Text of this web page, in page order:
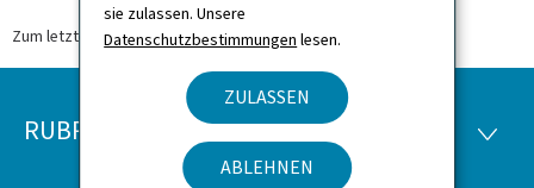
sie zulassen. Unsere
Datenschutzbestimmungen lesen.
ZULASSEN
ABLEHNEN
Zum letzten Mal aktualisiert am09.09.2024
Footer
RUBRIKEN